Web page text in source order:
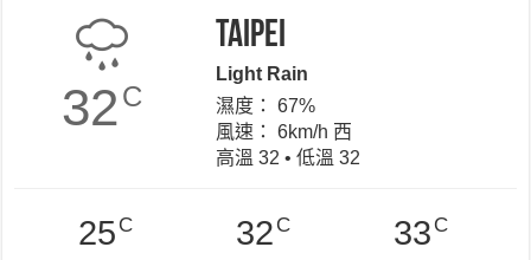
32C
Taipei
Light Rain
濕度： 67%
風速： 6km/h 西
高溫 32 • 低溫 32
25 C 32 C 33 C